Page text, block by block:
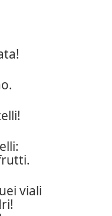
viali